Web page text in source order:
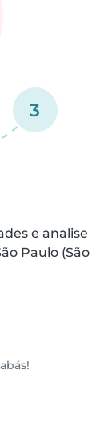
3
e analise
Paulo (São